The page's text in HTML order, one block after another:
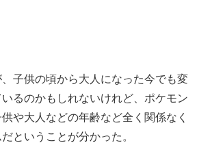
子供の頃から大人になった今でも変
るのかもしれないけれど、ポケモン
や大人などの年齢など全く関係なく
ということが分かった。